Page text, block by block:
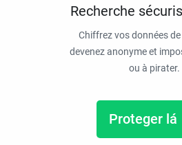
Recherche
Chiffrez vos données
devenez anonyme et
ou à pirater.
Proteger lá